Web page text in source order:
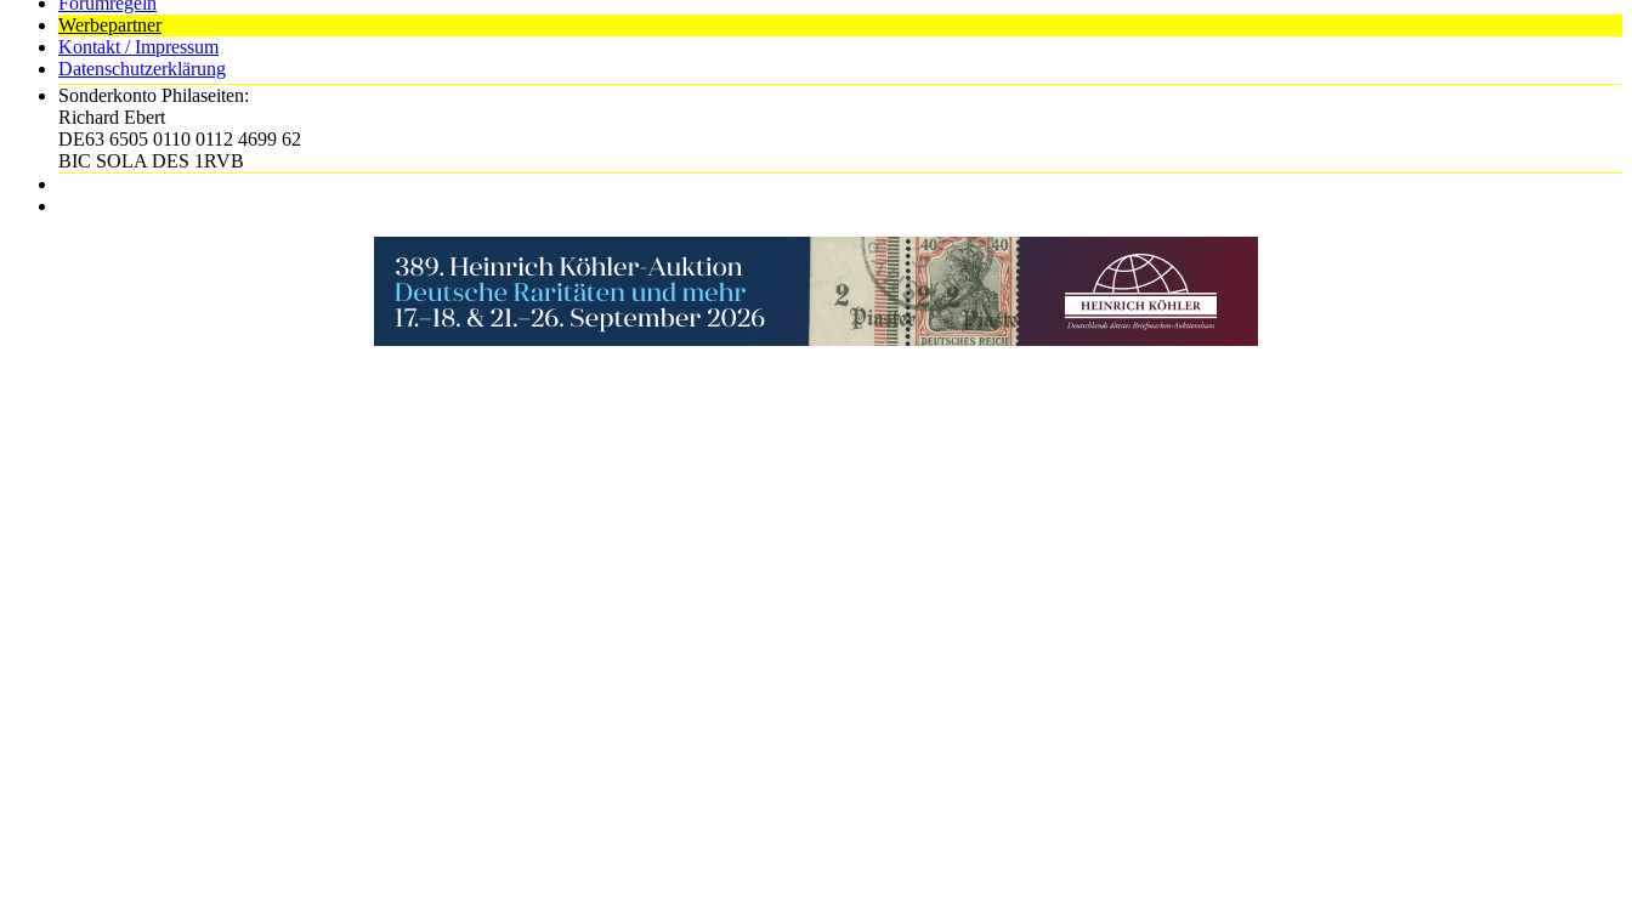
Werbepartner
Kontakt / Impressum
Datenschutzerklärung
Sonderkonto Philaseiten:
Richard Ebert
DE63 6505 0110 0112 4699 62
BIC SOLA DES 1RVB